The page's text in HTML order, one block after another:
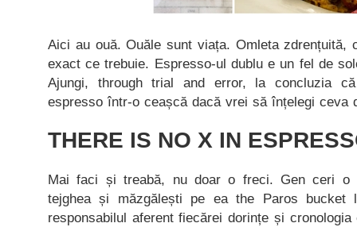
Aici au ouă. Ouăle sunt viața. Omleta zdrențuită,
exact ce trebuie. Espresso-ul dublu e un fel de
Ajungi, through trial and error, la concluzia
espresso într-o ceașcă dacă vrei să înțelegi ceva
THERE IS NO X IN
Mai faci și treabă, nu doar o freci. Gen ceri o
tejghea și măzgălești pe ea the Paros bucket
responsabilul aferent fiecărei dorințe și